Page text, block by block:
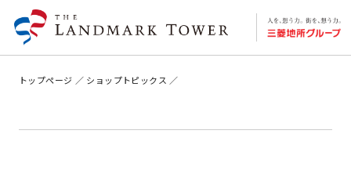
トップページ ショップトピックス